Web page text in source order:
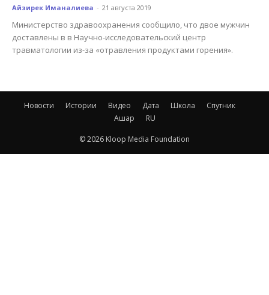
Айзирек Иманалиева - 21 августа 2019
Министерство здравоохранения сообщило, что двое мужчин
доставлены в в Научно-исследовательский центр
травматологии из-за «отравления продуктами горения».
Новости Истории Видео Дата Школа
Спутник
Ашар
RU
© 2026 Kloop Media Foundation